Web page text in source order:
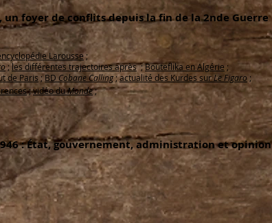
un foyer de conflits depuis la fin de la 2nde Guerre
Larousse;
;les différentes trajectoires après;Bouteflika en Algérie ;
de Paris ;BD Cobane Calling ;actualité des Kurdes surLe Figaro ;
;vidéo duMonde;
: État, gouvernement, administration et opinion